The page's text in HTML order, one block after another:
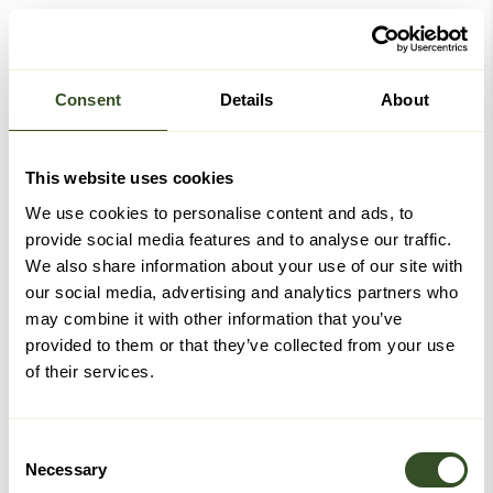
Consent Details About
This website uses cookies
We use cookies to personalise content and ads, to
provide social media features and to analyse our traffic.
We also share information about your use of our site with
our social media, advertising and analytics partners who
may combine it with other information that you’ve
provided to them or that they’ve collected from your use
of their services.
Selection
Necessary